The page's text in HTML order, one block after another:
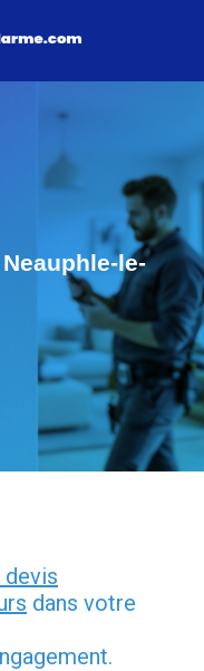
le-
devis
dans votre